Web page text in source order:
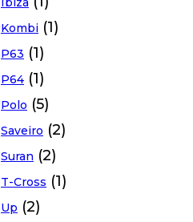
Kombi (1)
P63 (1)
P64 (1)
Polo (5)
Saveiro (2)
Suran (2)
T-Cross (1)
Up (2)